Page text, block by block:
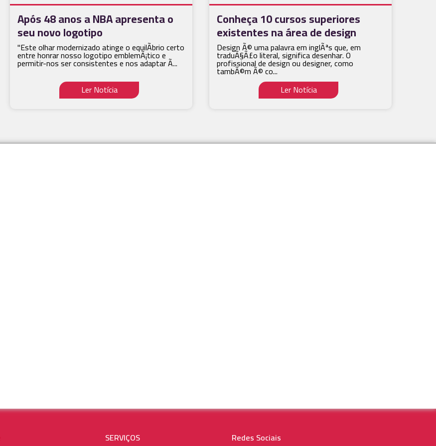
Após 48 anos a NBA apresenta o
seu novo logotipo
"Este olhar modernizado atinge o equilÃ­brio certo
entre honrar nosso logotipo emblemÃ¡tico e
permitir-nos ser consistentes e nos adaptar Ã...
Ler Notícia
Conheça 10 cursos superiores
existentes na área de design
Design Ã© uma palavra em inglÃªs que, em
traduÃ§Ã£o literal, significa desenhar. O
profissional de design ou designer, como
tambÃ©m Ã© co...
Ler Notícia
SERVIÇOS
Redes Sociais